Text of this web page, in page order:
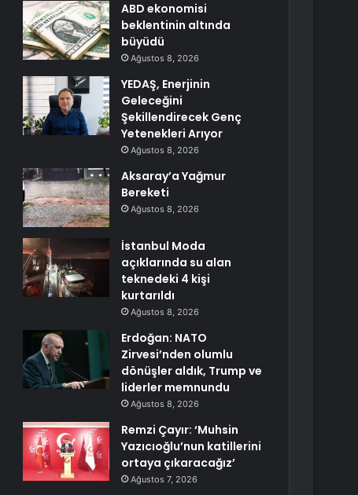
ABD ekonomisi
beklentinin altında
büyüdü
Ağustos 8, 2026
YEDAŞ, Enerjinin
Geleceğini
Şekillendirecek Genç
Yetenekleri Arıyor
Ağustos 8, 2026
Aksaray’a Yağmur
Bereketi
Ağustos 8, 2026
İstanbul Moda
açıklarında su alan
teknedeki 4 kişi
kurtarıldı
Ağustos 8, 2026
Erdoğan: NATO
Zirvesi’nden olumlu
dönüşler aldık, Trump ve
liderler memnundu
Ağustos 8, 2026
Remzi Çayır: ‘Muhsin
Yazıcıoğlu’nun katillerini
ortaya çıkaracağız’
Ağustos 7, 2026